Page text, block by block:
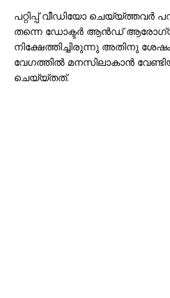
പറ്റിപ്പ്‌ വീഡിയോ
തന്നെ ഡോക്ടര്‍ ആന്‍ഡ്‌
നിക്ഷേത്തിച്ചിരുന്നു അതിനു
വേഗത്തില്‍ മനസിലാകാന്‍
ചെയ്യ്തത്.